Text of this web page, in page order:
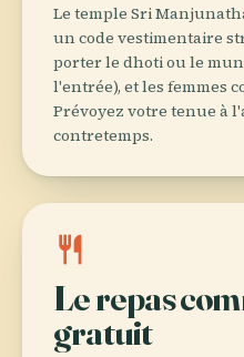
Le temple Sri
un code vestimentaire
porter le dhoti ou le
l'entrée), et les femmes
Prévoyez votre tenue à
contretemps.
restaurant
Le repas
gratuit